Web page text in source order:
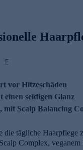
vor Hitzeschäden
einen seidigen Glanz
mit Scalp Balancing
die tägliche Haarpflege
Complex,